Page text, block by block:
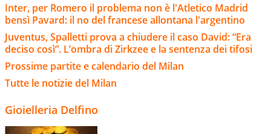
Inter, per Romero il problema non è l'Atletico Madrid
bensì Pavard: il no del francese allontana l'argentino
Juventus, Spalletti prova a chiudere il caso David: “Era
deciso così”. L’ombra di Zirkzee e la sentenza dei tifosi
Prossime partite e calendario del Milan
Tutte le notizie del Milan
Gioielleria Delfino